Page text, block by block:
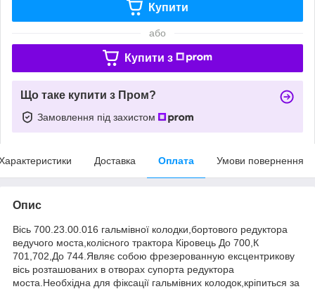
Купити
або
Купити з
Що таке купити з Пром?
Замовлення під захистом
Доставка Оплата Умови повернення
Опис
Вісь 700.23.00.016 гальмівної колодки,бортового редуктора
ведучого моста,колісного трактора Кіровець До 700,К
701,702,До 744.Являє собою фрезерованную ексцентрикову
вісь розташованих в отворах супорта редуктора
моста.Необхідна для фіксації гальмівних колодок,кріпиться за